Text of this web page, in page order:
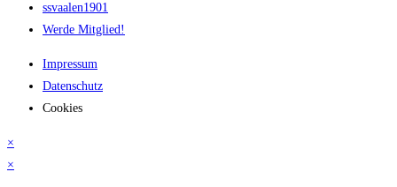
ssvaalen1901
Werde Mitglied!
Impressum
Datenschutz
Cookies
×
×